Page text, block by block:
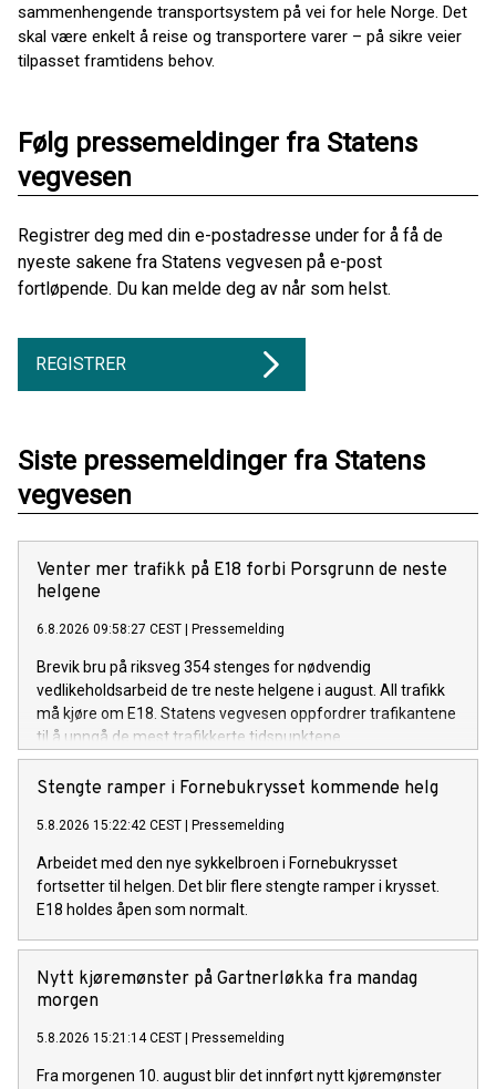
sammenhengende transportsystem på vei for hele Norge. Det
skal være enkelt å reise og transportere varer – på sikre veier
tilpasset framtidens behov.
Følg pressemeldinger fra Statens
vegvesen
Registrer deg med din e-postadresse under for å få de
nyeste sakene fra Statens vegvesen på e-post
fortløpende. Du kan melde deg av når som helst.
REGISTRER
Siste pressemeldinger fra Statens
vegvesen
Venter mer trafikk på E18 forbi Porsgrunn de neste
helgene
6.8.2026 09:58:27 CEST Pressemelding
Brevik bru på riksveg 354 stenges for nødvendig
vedlikeholdsarbeid de tre neste helgene i august. All trafikk
må kjøre om E18. Statens vegvesen oppfordrer trafikantene
til å unngå de mest trafikkerte tidspunktene.
Stengte ramper i Fornebukrysset kommende helg
5.8.2026 15:22:42 CEST Pressemelding
Arbeidet med den nye sykkelbroen i Fornebukrysset
fortsetter til helgen. Det blir flere stengte ramper i krysset.
E18 holdes åpen som normalt.
Nytt kjøremønster på Gartnerløkka fra mandag
morgen
5.8.2026 15:21:14 CEST Pressemelding
Fra morgenen 10. august blir det innført nytt kjøremønster